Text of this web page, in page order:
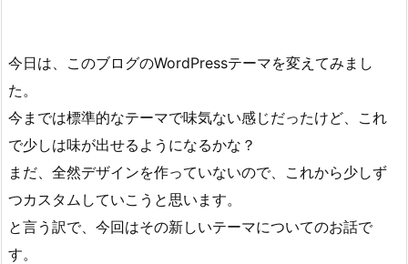
今日は、このブログのWordPressテーマを変えてみまし
た。
今までは標準的なテーマで味気ない感じだったけど、これ
で少しは味が出せるようになるかな？
まだ、全然デザインを作っていないので、これから少しず
つカスタムしていこうと思います。
と言う訳で、今回はその新しいテーマについてのお話で
す。